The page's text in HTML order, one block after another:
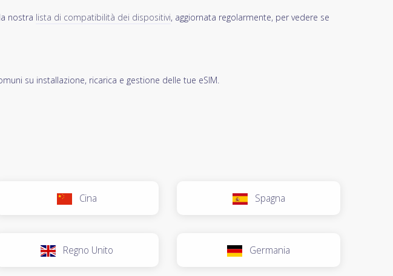
nostra lista di compatibilità dei dispositivi, aggiornata regolarmente, per vedere se
su installazione, ricarica e gestione delle tue eSIM.
Cina Spagna
Regno Unito Germania